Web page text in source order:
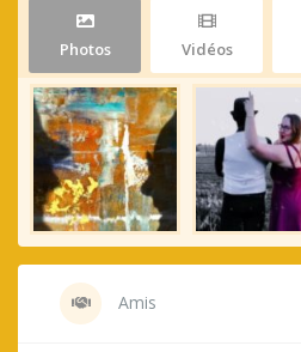
Photos Vidéos
Amis